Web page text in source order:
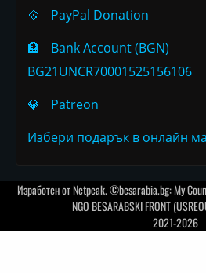
💠
PayPal Donation
🏦
Bank Account (BGN)
BG21UNCR70001525156106
💎
Patreon
Избери подарък в онлайн
Изработен отNetpeak. ©besarabia.bg: My
NGO BESARABSKI FRONT
2021-2026